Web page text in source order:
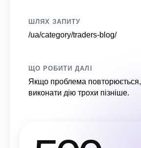
ШЛЯХ ЗАПИТУ
/ua/category/traders-blog/
ЩО РОБИТИ ДАЛІ
Якщо проблема
виконати дію трохи пізніше.